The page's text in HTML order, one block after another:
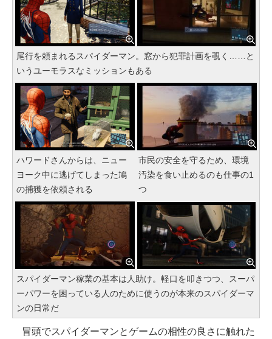
尾行を頼まれるスパイダーマン。窓から犯罪計画を覗く……と
いうユーモラスなミッションもある
ハワードさんからは、ニュー
ヨーク中に逃げてしまった鳩
の捕獲を依頼される
市民の安全を守るため、環境
汚染を食い止めるのも仕事の1
つ
スパイダーマン稼業の基本は人助け。軽口を叩きつつ、スーパ
ーパワーを困っている人のために使うのが本来のスパイダーマ
ンの日常だ
冒頭でスパイダーマンとゲームの相性の良さに触れた